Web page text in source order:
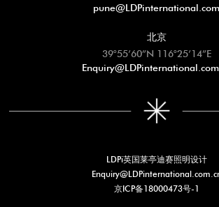
pune@LDPinternational.com
北京
39°55’60”N 116°25’14”E
LDPi英国莱亭迪赛照明设计
京ICP备18000473号-1